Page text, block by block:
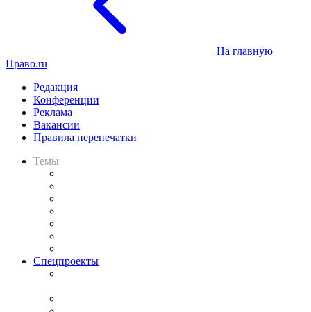
На главную
Право.ru
Редакция
Конференции
Реклама
Вакансии
Правила перепечатки
Темы
Спецпроекты